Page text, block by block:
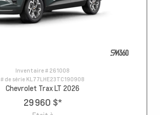
Inventaire # 261008
# de série KL77LHE23TC190908
Chevrolet Trax LT 2026
29 960 $*